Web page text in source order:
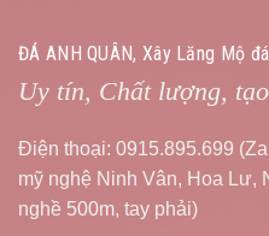
ĐÁ ANH QUÂN, Xây Lăng Mộ
Uy tín, Chất lượng,
Điện thoại: 0915.895.699
mỹ nghệ Ninh Vân, Hoa Lư,
nghề 500m, tay phải)